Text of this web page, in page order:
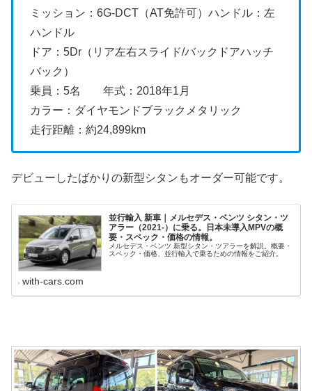
ミッション：6G-DCT（AT免許可）ハンドル：左
ハンドル
ドア：5Dr（リア左右スライド/バックドアハッチ
バック）
乗員：5名 年式：2018年1月
カラー：ダイヤモンドブラックメタリック
走行距離：約24,899km
デビューしたばかりの新型シタンもオーダー可能です。
並行輸入 新車｜メルセデス・ベンツ シタン・ツ
アラー（2021-）に乗る。日本未導入MPVの概
要・スペック・価格の情報。
メルセデス・ベンツ 新型シタン・ツアラーを解説。概要・
スペック・価格、並行輸入で乗るための情報をご紹介。
with-cars.com